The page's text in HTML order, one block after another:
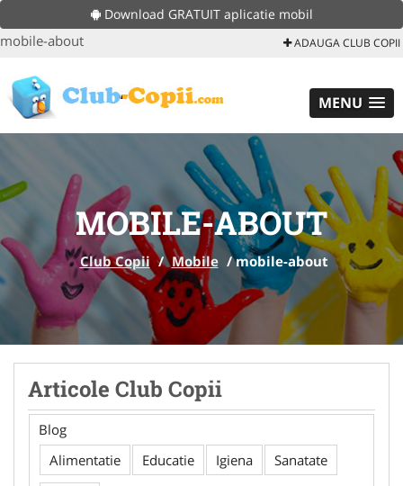
Download GRATUIT aplicatie mobil
mobile-about ADAUGA CLUB COPII
MENU
MOBILE-ABOUT
Club Copii / Mobile /mobile-about
Articole Club Copii
Blog
Alimentatie
Educatie Igiena Sanatate